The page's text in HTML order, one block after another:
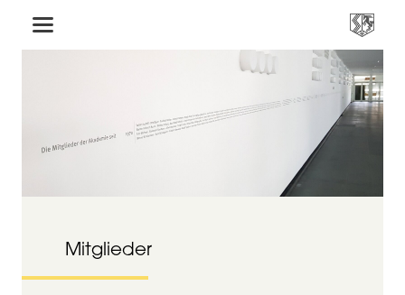
Mitglieder